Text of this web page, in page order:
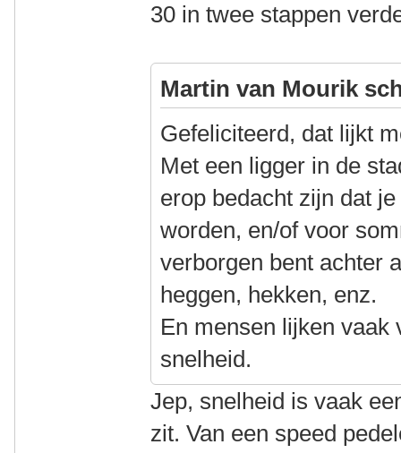
30 in twee stappen
Martin van Mourik
Gefeliciteerd, dat lijkt
Met een ligger in de
erop bedacht zijn dat
worden, en/of voor
verborgen bent achter
heggen, hekken, enz.
En mensen lijken vaak
snelheid.
Jep, snelheid is vaak
zit. Van een speed